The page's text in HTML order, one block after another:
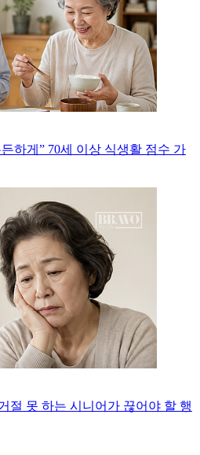
하게” 70세 이상 식생활 점수 가
절 못 하는 시니어가 끊어야 할 행